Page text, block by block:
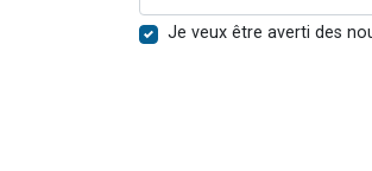
Je veux être averti des